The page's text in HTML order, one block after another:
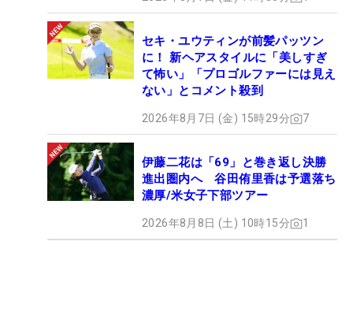
セキ・ユウティンが前髪パッツン
に！ 新ヘアスタイルに「美しすぎ
て怖い」「プロゴルファーには見え
ない」とコメント殺到
2026年8月7日 (金) 15時29分 7
伊藤二花は「69」と巻き返し決勝
進出圏内へ 谷田侑里香は予選落ち
濃厚/米女子下部ツアー
2026年8月8日 (土) 10時15分 1